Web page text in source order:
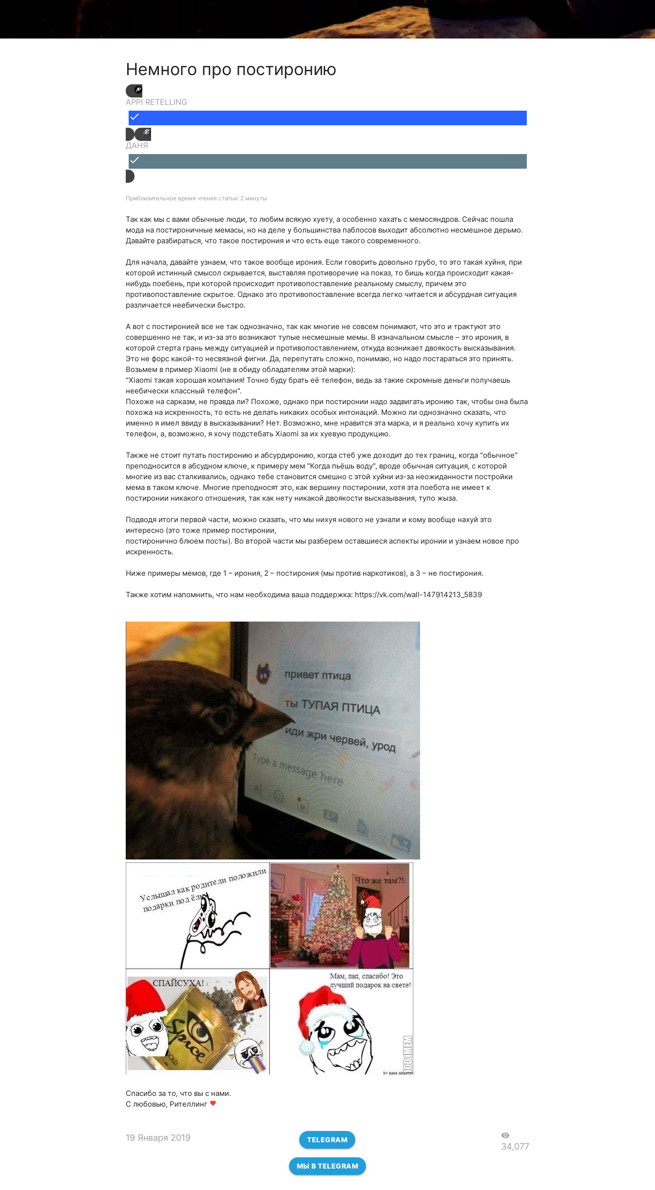
Немного про постиронию
APPI RETELLING
done
ДАНЯ
done
Приблизительное время чтения статьи: 2 минуты
Так как мы с вами обычные люди, то любим всякую хуету, а особенно хахать с мемосяндров. Сейчас пошла
мода на постироничные мемасы, но на деле у большинства паблосов выходит абсолютно несмешное дерьмо.
Давайте разбираться, что такое постирония и что есть еще такого современного.
Для начала, давайте узнаем, что такое вообще ирония. Если говорить довольно грубо, то это такая хуйня, при
которой истинный смысол скрывается, выставляя противоречие на показ, то бишь когда происходит какая-
нибудь поебень, при которой происходит противопоставление реальному смыслу, причем это
противопоставление скрытое. Однако это противопоставление всегда легко читается и абсурдная ситуация
различается неебически быстро.
А вот с постиронией все не так однозначно, так как многие не совсем понимают, что это и трактуют это
совершенно не так, и из-за это возникают тупые несмешные мемы. В изначальном смысле – это ирония, в
которой стерта грань между ситуацией и противопоставлением, откуда возникает двоякость высказывания.
Это не форс какой-то несвязной фигни. Да, перепутать сложно, понимаю, но надо постараться это принять.
Возьмем в пример Xiaomi (не в обиду обладателям этой марки):
"Xiaomi такая хорошая компания! Точно буду брать её телефон, ведь за такие скромные деньги получаешь
неебически классный телефон".
Похоже на сарказм, не правда ли? Похоже, однако при постиронии надо задвигать иронию так, чтобы она была
похожа на искренность, то есть не делать никаких особых интонаций. Можно ли однозначно сказать, что
именно я имел ввиду в высказывании? Нет. Возможно, мне нравится эта марка, и я реально хочу купить их
телефон, а, возможно, я хочу подстебать Xiaomi за их хуевую продукцию.
Также не стоит путать постиронию и абсурдиронию, когда стеб уже доходит до тех границ, когда "обычное"
преподносится в абсудном ключе, к примеру мем "Когда пьёшь воду", вроде обычная ситуация, с которой
многие из вас сталкивались, однако тебе становится смешно с этой хуйни из-за неожиданности постройки
мема в таком ключе. Многие преподносят это, как вершину постиронии, хотя эта поебота не имеет к
постиронии никакого отношения, так как нету никакой двоякости высказывания, тупо жыза.
Подводя итоги первой части, можно сказать, что мы нихуя нового не узнали и кому вообще нахуй это
интересно (это тоже пример постиронии,
постиронично блюем посты). Во второй части мы разберем оставшиеся аспекты иронии и узнаем новое про
искренность.
Ниже примеры мемов, где 1 – ирония, 2 – постирония (мы против наркотиков), а 3 – не постирония.
Также хотим напомнить, что нам необходима ваша поддержка: https://vk.com/wall-147914213_5839
Спасибо за то, что вы с нами.
С любовью, Рителлинг favorite
19 Января 2019 TELEGRAM visibility
34,077
МЫ В TELEGRAM